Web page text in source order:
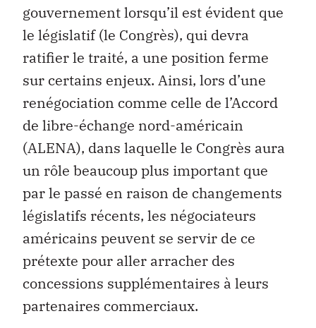
gouvernement lorsqu’il est évident que
le législatif (le Congrès), qui devra
ratifier le traité, a une position ferme
sur certains enjeux. Ainsi, lors d’une
renégociation comme celle de l’Accord
de libre-échange nord-américain
(ALENA), dans laquelle le Congrès aura
un rôle beaucoup plus important que
par le passé en raison de changements
législatifs récents, les négociateurs
américains peuvent se servir de ce
prétexte pour aller arracher des
concessions supplémentaires à leurs
partenaires commerciaux.